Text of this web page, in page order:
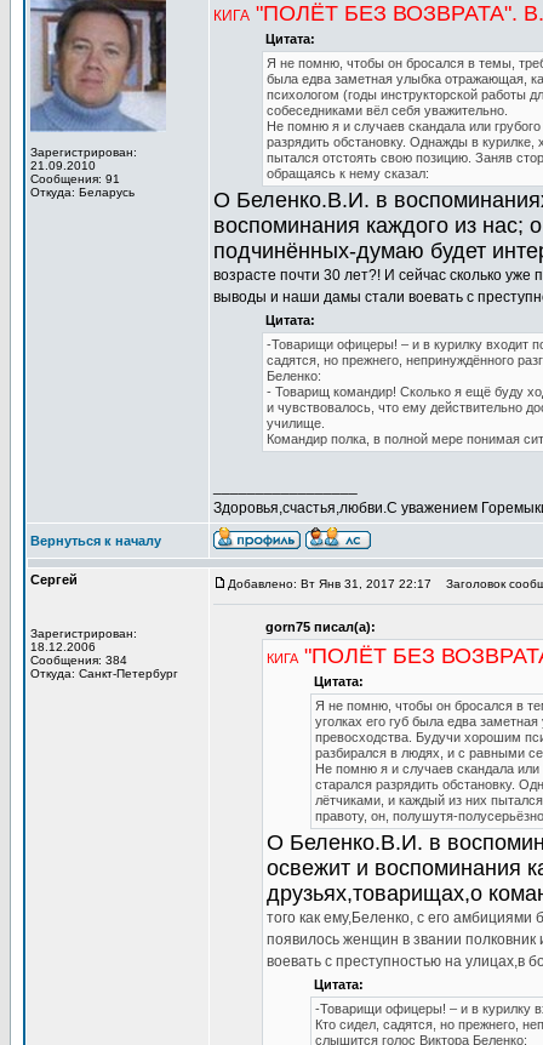
Зарегистрирован:
21.09.2010
Сообщения: 91
Откуда: Беларусь
КИГА "ПОЛЁТ БЕЗ ВОЗВРАТА".
Цитата:
Я не помню, чтобы он бросался в темы,
была едва заметная улыбка отражающая,
психологом (годы инструкторской работы
собеседниками вёл себя уважительно.
Не помню я и случаев скандала или
разрядить обстановку. Однажды в
пытался отстоять свою позицию. Заняв
обращаясь к нему сказал:
О Беленко.В.И. в
воспоминания каждого из нас;
подчинённых-думаю будет
возрасте почти 30 лет?! И сейчас сколько
выводы и наши дамы стали воевать с
Цитата:
-Товарищи офицеры! – и в курилку входит
садятся, но прежнего, непринуждённого
Беленко:
- Товарищ командир! Сколько я ещё буду
и чувствовалось, что ему действительно
училище.
Командир полка, в полной мере понимая
Здоровья,счастья,любви.С уважением
Вернуться к началу
Сергей
Зарегистрирован:
18.12.2006
Сообщения: 384
Откуда: Санкт-Петербург
Добавлено: Вт Янв 31, 2017 22:17 Заголовок
gorn75 писал(а):
КИГА"ПОЛЁТ БЕЗ
Цитата:
Я не помню, чтобы он бросался в
уголках его губ была едва
превосходства. Будучи хорошим
разбирался в людях, и с равными
Не помню я и случаев скандала
старался разрядить обстановку.
лётчиками, и каждый из них
правоту, он, полушутя-
О Беленко.В.И. в
освежит и воспоминания
друзьях,товарищах,о
того как ему,Беленко, с его
появилось женщин в звании
воевать с преступностью на улицах,в
Цитата:
-Товарищи офицеры! – и в курилку
Кто сидел, садятся, но прежнего,
слышится голос Виктора Беленко: